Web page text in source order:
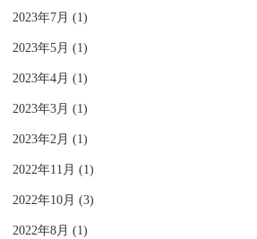
2023年7月 (1)
2023年5月 (1)
2023年4月 (1)
2023年3月 (1)
2023年2月 (1)
2022年11月 (1)
2022年10月 (3)
2022年8月 (1)